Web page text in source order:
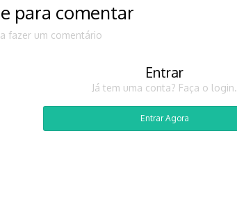
para comentar
fazer um comentário
Entrar
Já tem uma conta? Faça o login.
Entrar Agora